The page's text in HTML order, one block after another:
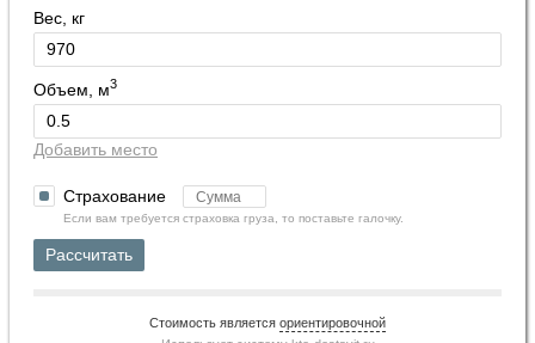
Вес, кг
Объем, м3
Добавить место
Страхование
Если вам требуется страховка груза, то поставьте галочку.
Рассчитать
Стоимость является ориентировочной